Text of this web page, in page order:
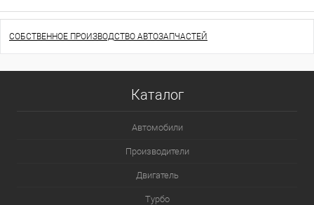
СОБСТВЕННОЕ ПРОИЗВОДСТВО АВТОЗАПЧАСТЕЙ
Каталог
Автомобили
Производители
Двигатель
Турбо